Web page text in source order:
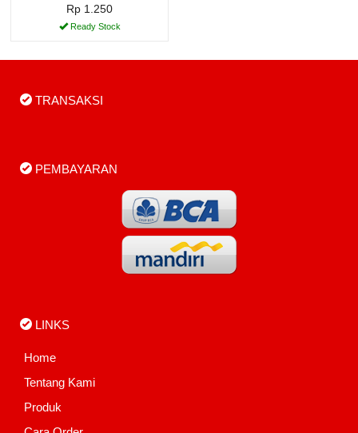
Rp 1.250
Ready Stock
TRANSAKSI
PEMBAYARAN
LINKS
Home
Tentang Kami
Produk